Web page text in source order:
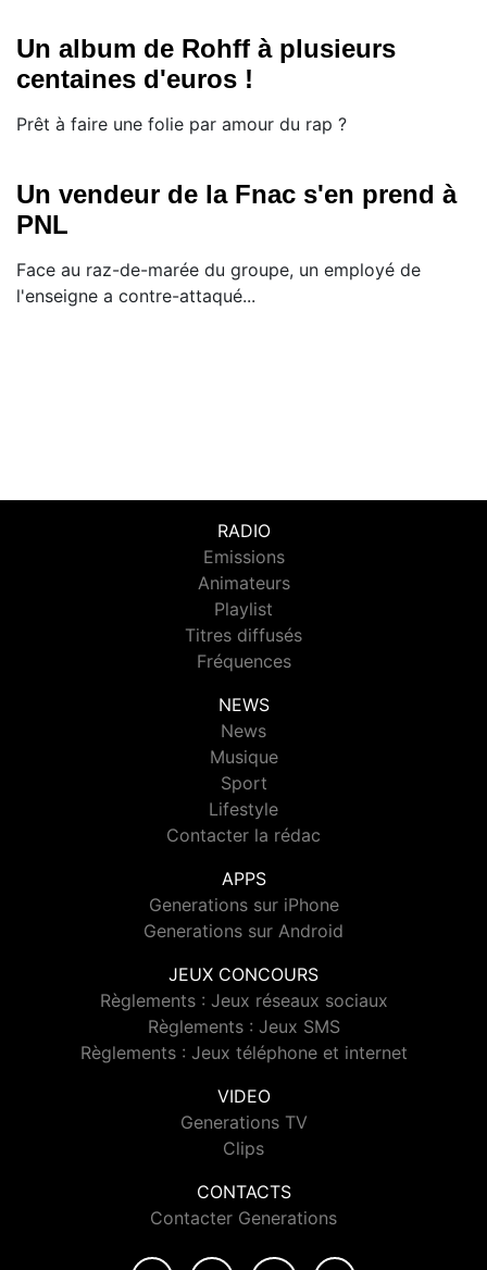
Un album de Rohff à plusieurs
centaines d'euros !
Prêt à faire une folie par amour du rap ?
Un vendeur de la Fnac s'en prend à
PNL
Face au raz-de-marée du groupe, un employé de
l'enseigne a contre-attaqué...
RADIO
Emissions
Animateurs
Playlist
Titres diffusés
Fréquences
NEWS
News
Musique
Sport
Lifestyle
Contacter la rédac
APPS
Generations sur iPhone
Generations sur Android
JEUX CONCOURS
Règlements : Jeux réseaux sociaux
Règlements : Jeux SMS
Règlements : Jeux téléphone et internet
VIDEO
Generations TV
Clips
CONTACTS
Contacter Generations